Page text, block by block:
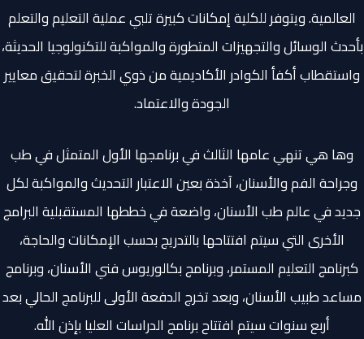
العالمية. ويتوفر للكلية إمكانات كبيرة تلبي عملية التعليم والتعلم
بأحدث الوسائل والتجهيزات المتطورة والمواكبة للتكنولوجيا الحديثة،
واستقطاب أكفأ الكوادر الأكاديمية من ذوي الخبرة لتحقيق معايير
الجودة والاعتماد.
وها هي تنهي عامها الثالث في برنامجها الأول المتمثل في طب
وجراحة الفم والأسنان، آخذة بعين الاعتبار التحديث والمواكبة لكل
جديد في عالم طب الأسنان، واضعة في خططها المستقبلية البرامج
الأخرى التي سيتم افتتاحها بالتدريج بحسب الإمكانات والحاجة،
كبرنامج التعليم المستمر، وبرنامج بكالوريوس فني الأسنان، وبرنامج
مساعد طبيب الأسنان، وبعد تخرج الدفعة الأولى للبرنامج الحالي بعد
أربع سنوات سيتم افتتاح برنامج الدراسات العليا بإذن الله.